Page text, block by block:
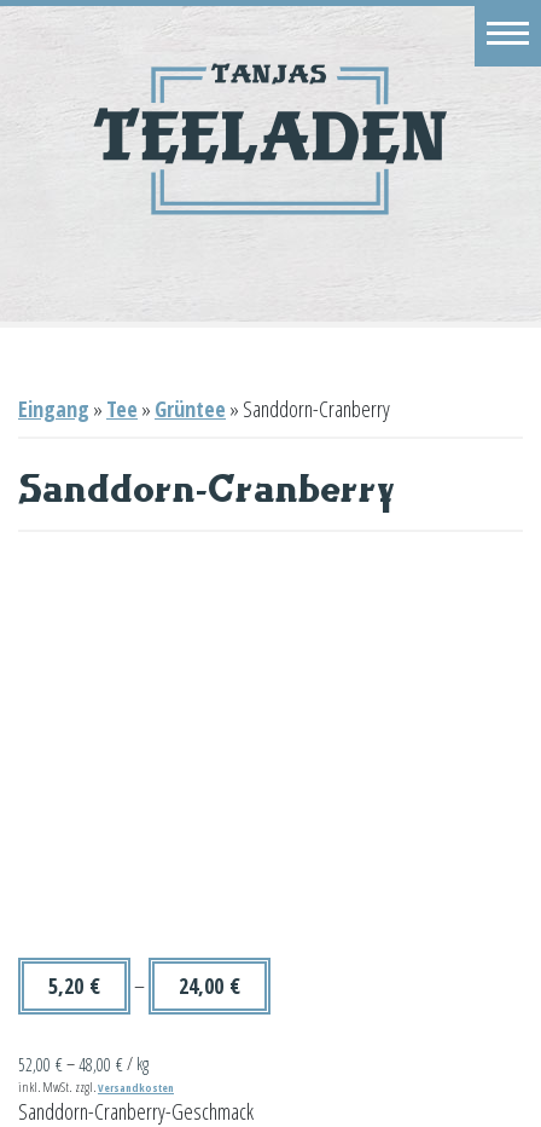
Eingang » Tee » Grüntee » Sanddorn-Cranberry
Sanddorn-Cranberry
5,20 € – 24,00 €
52,00 €–48,00 €/ kg
inkl. MwSt. zzgl. Versandkosten
Sanddorn-Cranberry-Geschmack
Geschäft